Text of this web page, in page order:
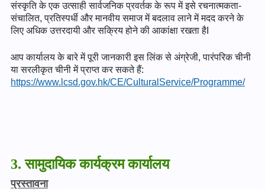
संस्कृति के एक उत्साही सार्वजनिक प्रवर्तक के रूप में इसे रचनात्मकता-
संचालित, प्रतिस्पर्धी और मानवीय समाज में बदलाव लाने में मदद करने के
लिए अधिक उत्तरदायी और सक्रिय होने की आकांक्षा रखता हैI
आप कार्यालय के बारे में पूरी जानकारी इस लिंक से अंग्रेजी, पारंपरिक चीनी
या सरलीकृत चीनी में प्राप्त कर सकते हैं:
https://www.lcsd.gov.hk/CE/CulturalService/Programme/
3. सामुदायिक कार्यक्रम कार्यालय
प्रस्तावना